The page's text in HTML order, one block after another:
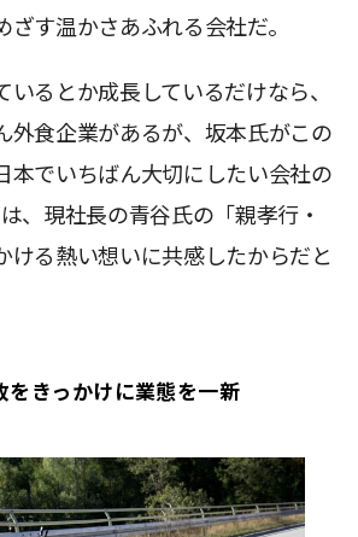
す温かさあふれる会社だ。
いるとか成長しているだけなら、
外食企業があるが、坂本氏がこの
本でいちばん大切にしたい会社の
、現社長の青谷氏の「親孝行・
ける熱い想いに共感したからだと
をきっかけに業態を一新